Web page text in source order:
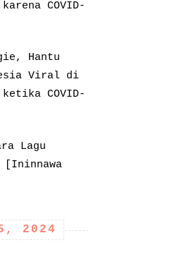
karena COVID-
Hantu
Viral di
ketika COVID-
Lagu
5, 2024